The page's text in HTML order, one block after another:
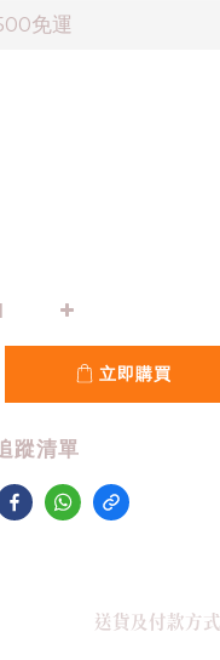
免運
立即購買
蹤清單
送貨及付款方式